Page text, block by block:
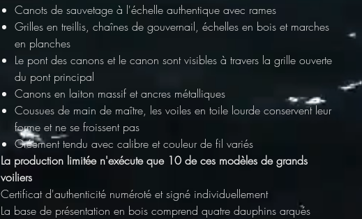
Canots de sauvetage à l'échelle authentique avec rames
Grilles en treillis, chaînes de gouvernail, échelles en bois et marches
en planches
Le pont des canons et le canon sont visibles à travers la grille ouverte
du pont principal
Canons en laiton massif et ancres métalliques
Cousues de main de maître, les voiles en toile lourde conservent leur
forme et ne se froissent pas
Gréement tendu avec calibre et couleur de fil variés
La production limitée n'exécute que 10 de ces modèles de grands
voiliers
Certificat d'authenticité numéroté et signé individuellement
La base de présentation en bois comprend quatre dauphins arqués